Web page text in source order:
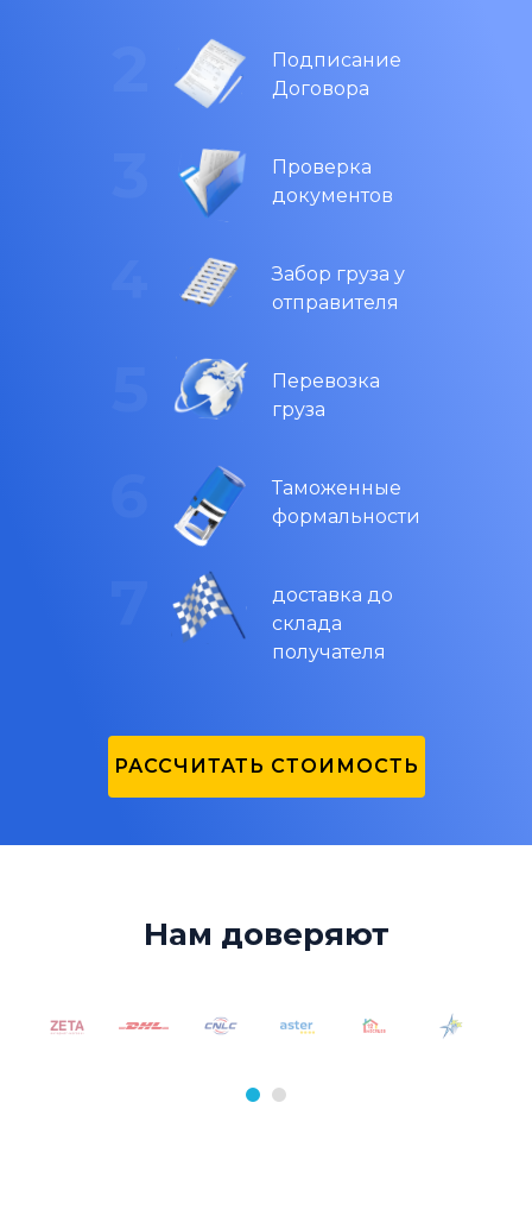
Подписание
Договора
Проверка
документов
Забор груза у
отправителя
Перевозка
груза
Таможенные
формальности
доставка до
склада
получателя
РАССЧИТАТЬ СТОИМОСТЬ
Нам доверяют